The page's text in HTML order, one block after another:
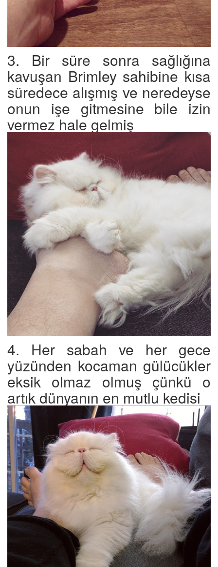
3. Bir süre sonra sağlığına
kavuşan Brimley sahibine kısa
süredece alışmış ve neredeyse
onun işe gitmesine bile izin
vermez hale gelmiş
4. Her sabah ve her gece
yüzünden kocaman gülücükler
eksik olmaz olmuş çünkü o
artık dünyanın en mutlu kedisi